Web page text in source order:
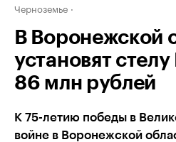
Черноземье
В Воронежской
установят
86 млн рублей
К 75-летию победы в
войне в Воронежской